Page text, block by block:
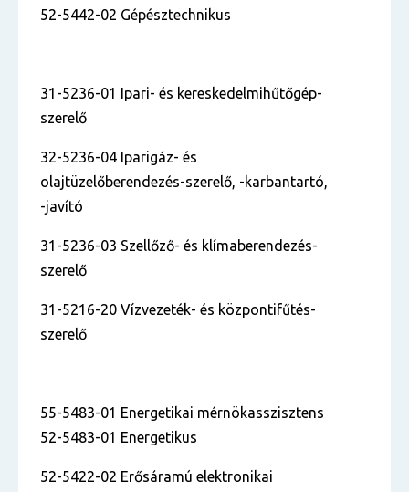
52-5442-02 Gépésztechnikus
31-5236-01 Ipari- és kereskedelmihűtőgép-
szerelő
32-5236-04 Iparigáz- és
olajtüzelőberendezés-szerelő, -karbantartó,
-javító
31-5236-03 Szellőző- és klímaberendezés-
szerelő
31-5216-20 Vízvezeték- és központifűtés-
szerelő
55-5483-01 Energetikai mérnökasszisztens
52-5483-01 Energetikus
52-5422-02 Erősáramú elektronikai